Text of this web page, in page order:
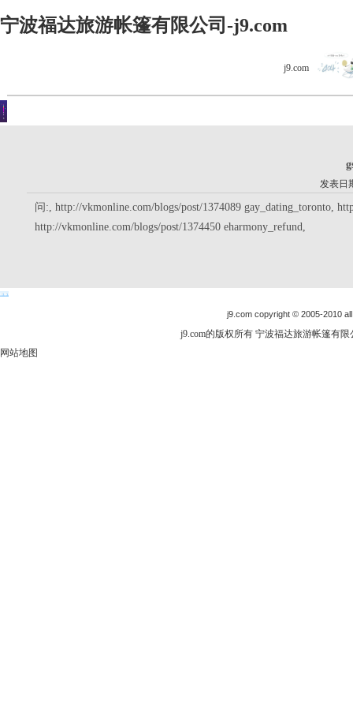
宁波福达旅游帐篷有限公司-j9.com
j9.com
发表日
问:, http://vkmonline.com/blogs/post/1374089 gay_dating_toronto,
http://vkmonline.com/blogs/post/1374450 eharmony_refund,
j9.com copyright © 2005-2010
j9.com的版权所有 宁波福达旅游帐篷有
网站地图